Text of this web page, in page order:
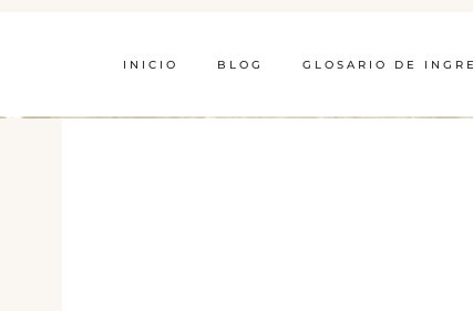
INICIO BLOG GLOSARIO DE